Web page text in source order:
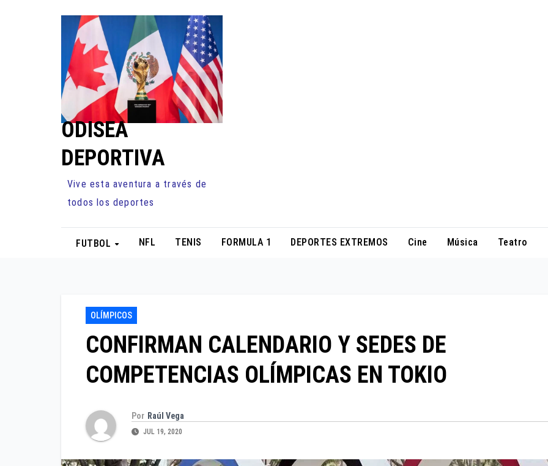
ODISEA
DEPORTIVA
Vive esta aventura a través de
todos los deportes
FUTBOL NFL TENIS FORMULA 1 DEPORTES EXTREMOS Cine Música Teatro
OLÍMPICOS
CONFIRMAN CALENDARIO Y SEDES DE
COMPETENCIAS OLÍMPICAS EN TOKIO
Por Raúl Vega
JUL 19, 2020